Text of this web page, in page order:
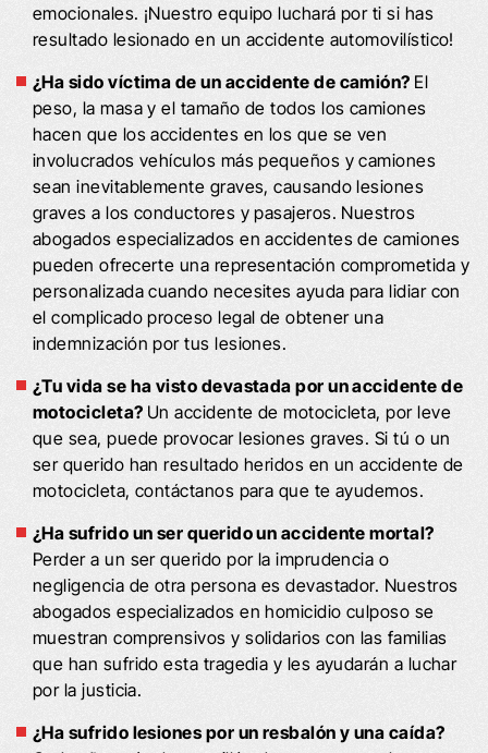
emocionales. ¡Nuestro equipo luchará por ti si has
resultado lesionado en un accidente automovilístico!
¿Ha sido víctima de un accidente de camión? El
peso, la masa y el tamaño de todos los camiones
hacen que los accidentes en los que se ven
involucrados vehículos más pequeños y camiones
sean inevitablemente graves, causando lesiones
graves a los conductores y pasajeros. Nuestros
abogados especializados en accidentes de camiones
pueden ofrecerte una representación comprometida y
personalizada cuando necesites ayuda para lidiar con
el complicado proceso legal de obtener una
indemnización por tus lesiones.
¿Tu vida se ha visto devastada por un accidente de
motocicleta? Un accidente de motocicleta, por leve
que sea, puede provocar lesiones graves. Si tú o un
ser querido han resultado heridos en un accidente de
motocicleta, contáctanos para que te ayudemos.
¿Ha sufrido un ser querido un accidente mortal?
Perder a un ser querido por la imprudencia o
negligencia de otra persona es devastador. Nuestros
abogados especializados en homicidio culposo se
muestran comprensivos y solidarios con las familias
que han sufrido esta tragedia y les ayudarán a luchar
por la justicia.
¿Ha sufrido lesiones por un resbalón y una caída?